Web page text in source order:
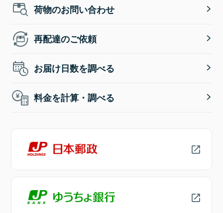
荷物のお問い合わせ
再配達のご依頼
お届け日数を調べる
料金を計算・調べる